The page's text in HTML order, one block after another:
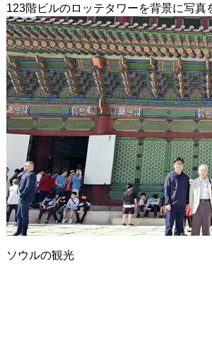
123階ビルのロッテタワーを背景に写真
ソウルの観光